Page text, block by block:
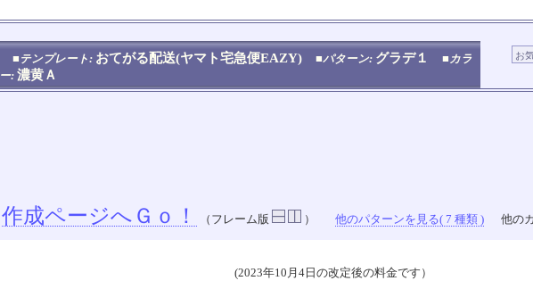
■テンプレート: おてがる配送(ヤマト宅急便EAZY) ■パターン: グラデ１ ■カラ
ー: 濃黄Ａ
作成ページへＧｏ！ （フレーム版 ） 他のパターンを見る( 7 種類 ) 他の
(2023年10月4日の改定後の料金です）